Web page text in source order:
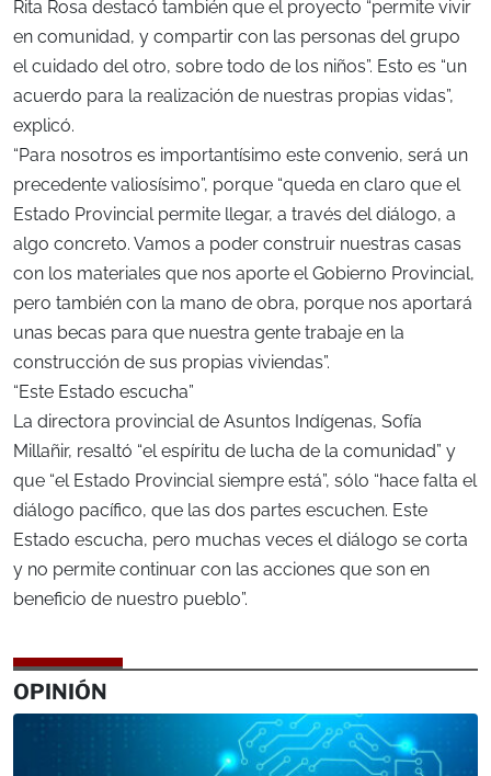
Rita Rosa destacó también que el proyecto “permite vivir
en comunidad, y compartir con las personas del grupo
el cuidado del otro, sobre todo de los niños”. Esto es “un
acuerdo para la realización de nuestras propias vidas”,
explicó.
“Para nosotros es importantísimo este convenio, será un
precedente valiosísimo”, porque “queda en claro que el
Estado Provincial permite llegar, a través del diálogo, a
algo concreto. Vamos a poder construir nuestras casas
con los materiales que nos aporte el Gobierno Provincial,
pero también con la mano de obra, porque nos aportará
unas becas para que nuestra gente trabaje en la
construcción de sus propias viviendas”.
“Este Estado escucha”
La directora provincial de Asuntos Indígenas, Sofía
Millañir, resaltó “el espíritu de lucha de la comunidad” y
que “el Estado Provincial siempre está”, sólo “hace falta el
diálogo pacífico, que las dos partes escuchen. Este
Estado escucha, pero muchas veces el diálogo se corta
y no permite continuar con las acciones que son en
beneficio de nuestro pueblo”.
OPINIÓN